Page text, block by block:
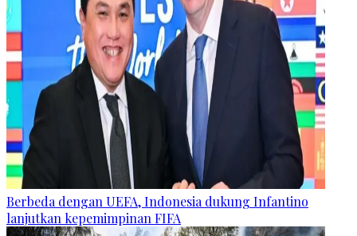
Berbeda dengan UEFA, Indonesia dukung Infantino
lanjutkan kepemimpinan FIFA